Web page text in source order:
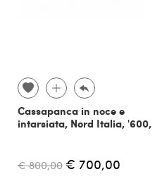
Cassapanca in noce e
intarsiata, Nord Italia, '600,
€ 800,00 € 700,00